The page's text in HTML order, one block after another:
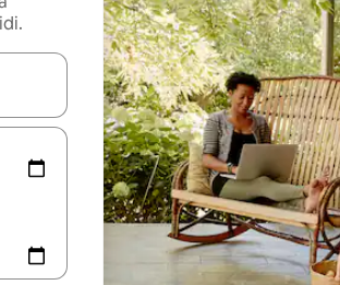
vitufe vya vishale vya juu na chini au